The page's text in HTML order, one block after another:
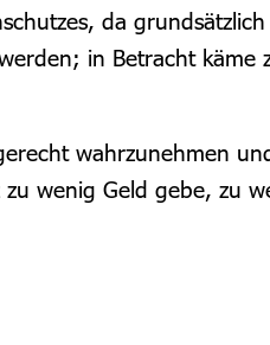
da
in Betracht käme
wahrzunehmen
wenig Geld gebe, zu